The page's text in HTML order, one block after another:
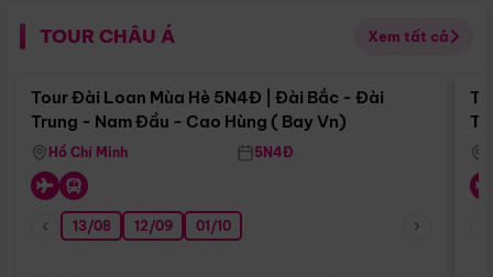
TOUR CHÂU Á Xem tất cả
Điểm nổi bật
Tour Đài Loan Mùa Hè 5N4Đ | Đài Bắc - Đài
Trung - Nam Đầu - Cao Hùng ( Bay Vn)
Hồ Chí Minh 5N4Đ
13/08 12/09 01/10